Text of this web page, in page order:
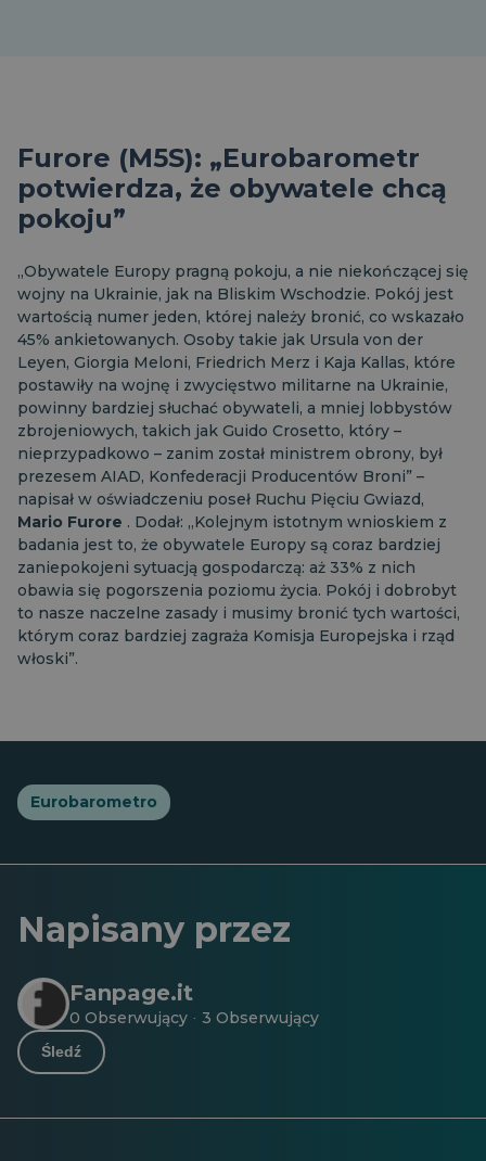
Furore (M5S): „Eurobarometr
potwierdza, że obywatele chcą
pokoju”
„Obywatele Europy pragną pokoju, a nie niekończącej się
wojny na Ukrainie, jak na Bliskim Wschodzie. Pokój jest
wartością numer jeden, której należy bronić, co wskazało
45% ankietowanych. Osoby takie jak Ursula von der
Leyen, Giorgia Meloni, Friedrich Merz i Kaja Kallas, które
postawiły na wojnę i zwycięstwo militarne na Ukrainie,
powinny bardziej słuchać obywateli, a mniej lobbystów
zbrojeniowych, takich jak Guido Crosetto, który –
nieprzypadkowo – zanim został ministrem obrony, był
prezesem AIAD, Konfederacji Producentów Broni” –
napisał w oświadczeniu poseł Ruchu Pięciu Gwiazd,
Mario Furore . Dodał: „Kolejnym istotnym wnioskiem z
badania jest to, że obywatele Europy są coraz bardziej
zaniepokojeni sytuacją gospodarczą: aż 33% z nich
obawia się pogorszenia poziomu życia. Pokój i dobrobyt
to nasze naczelne zasady i musimy bronić tych wartości,
którym coraz bardziej zagraża Komisja Europejska i rząd
włoski”.
Eurobarometro
Napisany przez
Fanpage.it
0 Obserwujący · 3 Obserwujący
Śledź